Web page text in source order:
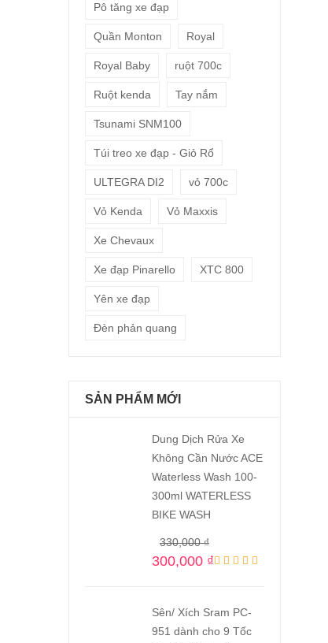
Pô tăng xe đạp
Quần Monton Royal
Royal Baby ruột 700c
Ruột kenda Tay nắm
Tsunami SNM100
Túi treo xe đạp - Giỏ Rổ
ULTEGRA DI2 vỏ 700c
Vỏ Kenda Vỏ Maxxis
Xe Chevaux
Xe đạp Pinarello XTC 800
Yên xe đạp
Đèn phản quang
SẢN PHẨM MỚI
Dung Dịch Rửa Xe
Không Cần Nước ACE
Waterless Wash 100-
300ml WATERLESS
BIKE WASH
330,000₫
300,000 ₫
Sên/ Xích Sram PC-
951 dành cho 9 Tốc